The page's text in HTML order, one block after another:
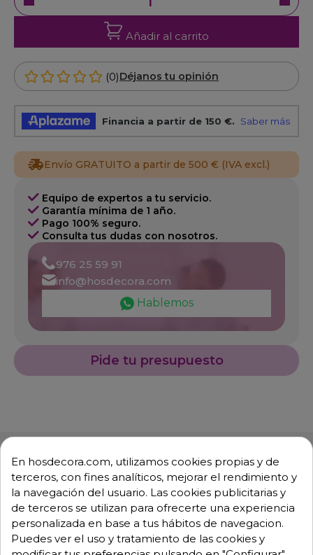
Añadir al carrito
(0)Déjanos tu opinión
Envío GRATUITO a partir de 500 € (IVA excl.)
Equipo de expertos a tu servicio.
Garantía mínima de 1 año.
Pago 100% seguro.
Consulta tus dudas con nosotros.
976 25 59 91
info@hosdecora.com
Hablemos
Pide tu presupuesto
Descripción Detalles de producto
Paleta de horno cuadrada para
En hosdecora.com, utilizamos cookies propias y de
terceros, con fines analíticos, mejorar el rendimiento y
la navegación del usuario. Las cookies publicitarias y
de terceros se utilizan para ofrecerte una experiencia
personalizada en base a tus hábitos de navegacion.
Puedes ver el uso y tratamiento de las cookies y